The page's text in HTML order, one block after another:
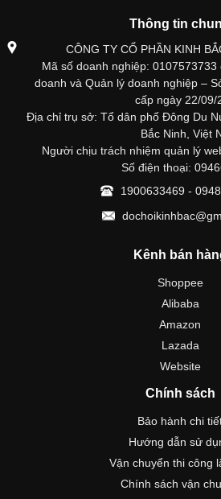
Thông tin
CÔNG TY CỔ PHẦN KINH
Mã số doanh nghiệp:
doanh và Quản lý doanh nghiệp –
cấp ngày 22/09/
Địa chỉ trụ sở: Tổ dân phố Đông Du
Bắc Ninh, Việt
Người chịu trách nhiệm quản lý
Số điện thoại:
1900633469 -
Kênh bán
Shoppee
Alibaba
Amazon
Lazada
Website
Chính sách
Bảo hành chi
Hướng dẫn sử
Vận chuyển thi công
Chính sách vận